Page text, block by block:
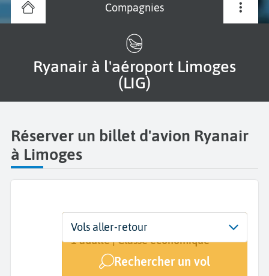
Compagnies
Ryanair à l'aéroport Limoges
(LIG)
Réserver un billet d'avion Ryanair
à Limoges
Départ
Limoges (LIG)
Dates
Dates de votre voyage
Voyageurs | Classe
1 adulte | Classe économique
Rechercher un vol
Vols aller-retour